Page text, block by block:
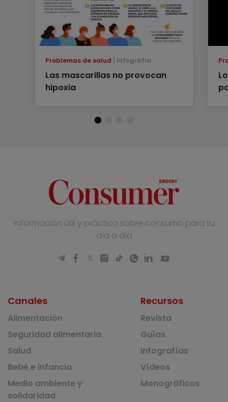
Problemas de salud Infografía
Las mascarillas no provocan
hipoxia
Información útil y práctica sobre consumo para tu
día a día
Canales
Alimentación
Seguridad alimentaria
Salud
Bebé e infancia
Medio ambiente y
solidaridad
Recursos
Revista
Guías
Infografías
Vídeos
Monográficos